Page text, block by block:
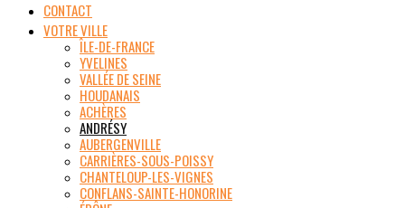
CONTACT
VOTRE VILLE
ÎLE-DE-FRANCE
YVELINES
VALLÉE DE SEINE
HOUDANAIS
ACHÈRES
ANDRÉSY
AUBERGENVILLE
CARRIÈRES-SOUS-POISSY
CHANTELOUP-LES-VIGNES
CONFLANS-SAINTE-HONORINE